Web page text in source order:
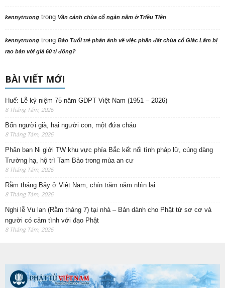
kennytruong trong Vãn cảnh chùa cổ ngàn năm ở Triều Tiên
kennytruong trong Báo Tuổi trẻ phản ảnh về việc phần đất chùa cổ Giác Lâm bị
rao bán với giá 60 tỉ đồng?
BÀI VIẾT MỚI
Huế: Lễ kỷ niệm 75 năm GĐPT Việt Nam (1951 – 2026)
8 Tháng Tám, 2026
Bốn người già, hai người con, một đứa cháu
8 Tháng Tám, 2026
Phân ban Ni giới TW khu vực phía Bắc kết nối tình pháp lữ, cúng dàng
Trường hạ, hộ trì Tam Bảo trong mùa an cư
8 Tháng Tám, 2026
Rằm tháng Bảy ở Việt Nam, chín trăm năm nhìn lại
8 Tháng Tám, 2026
Nghi lễ Vu lan (Rằm tháng 7) tại nhà – Bản dành cho Phật tử sơ cơ và
người có cảm tình với đạo Phật
8 Tháng Tám, 2026